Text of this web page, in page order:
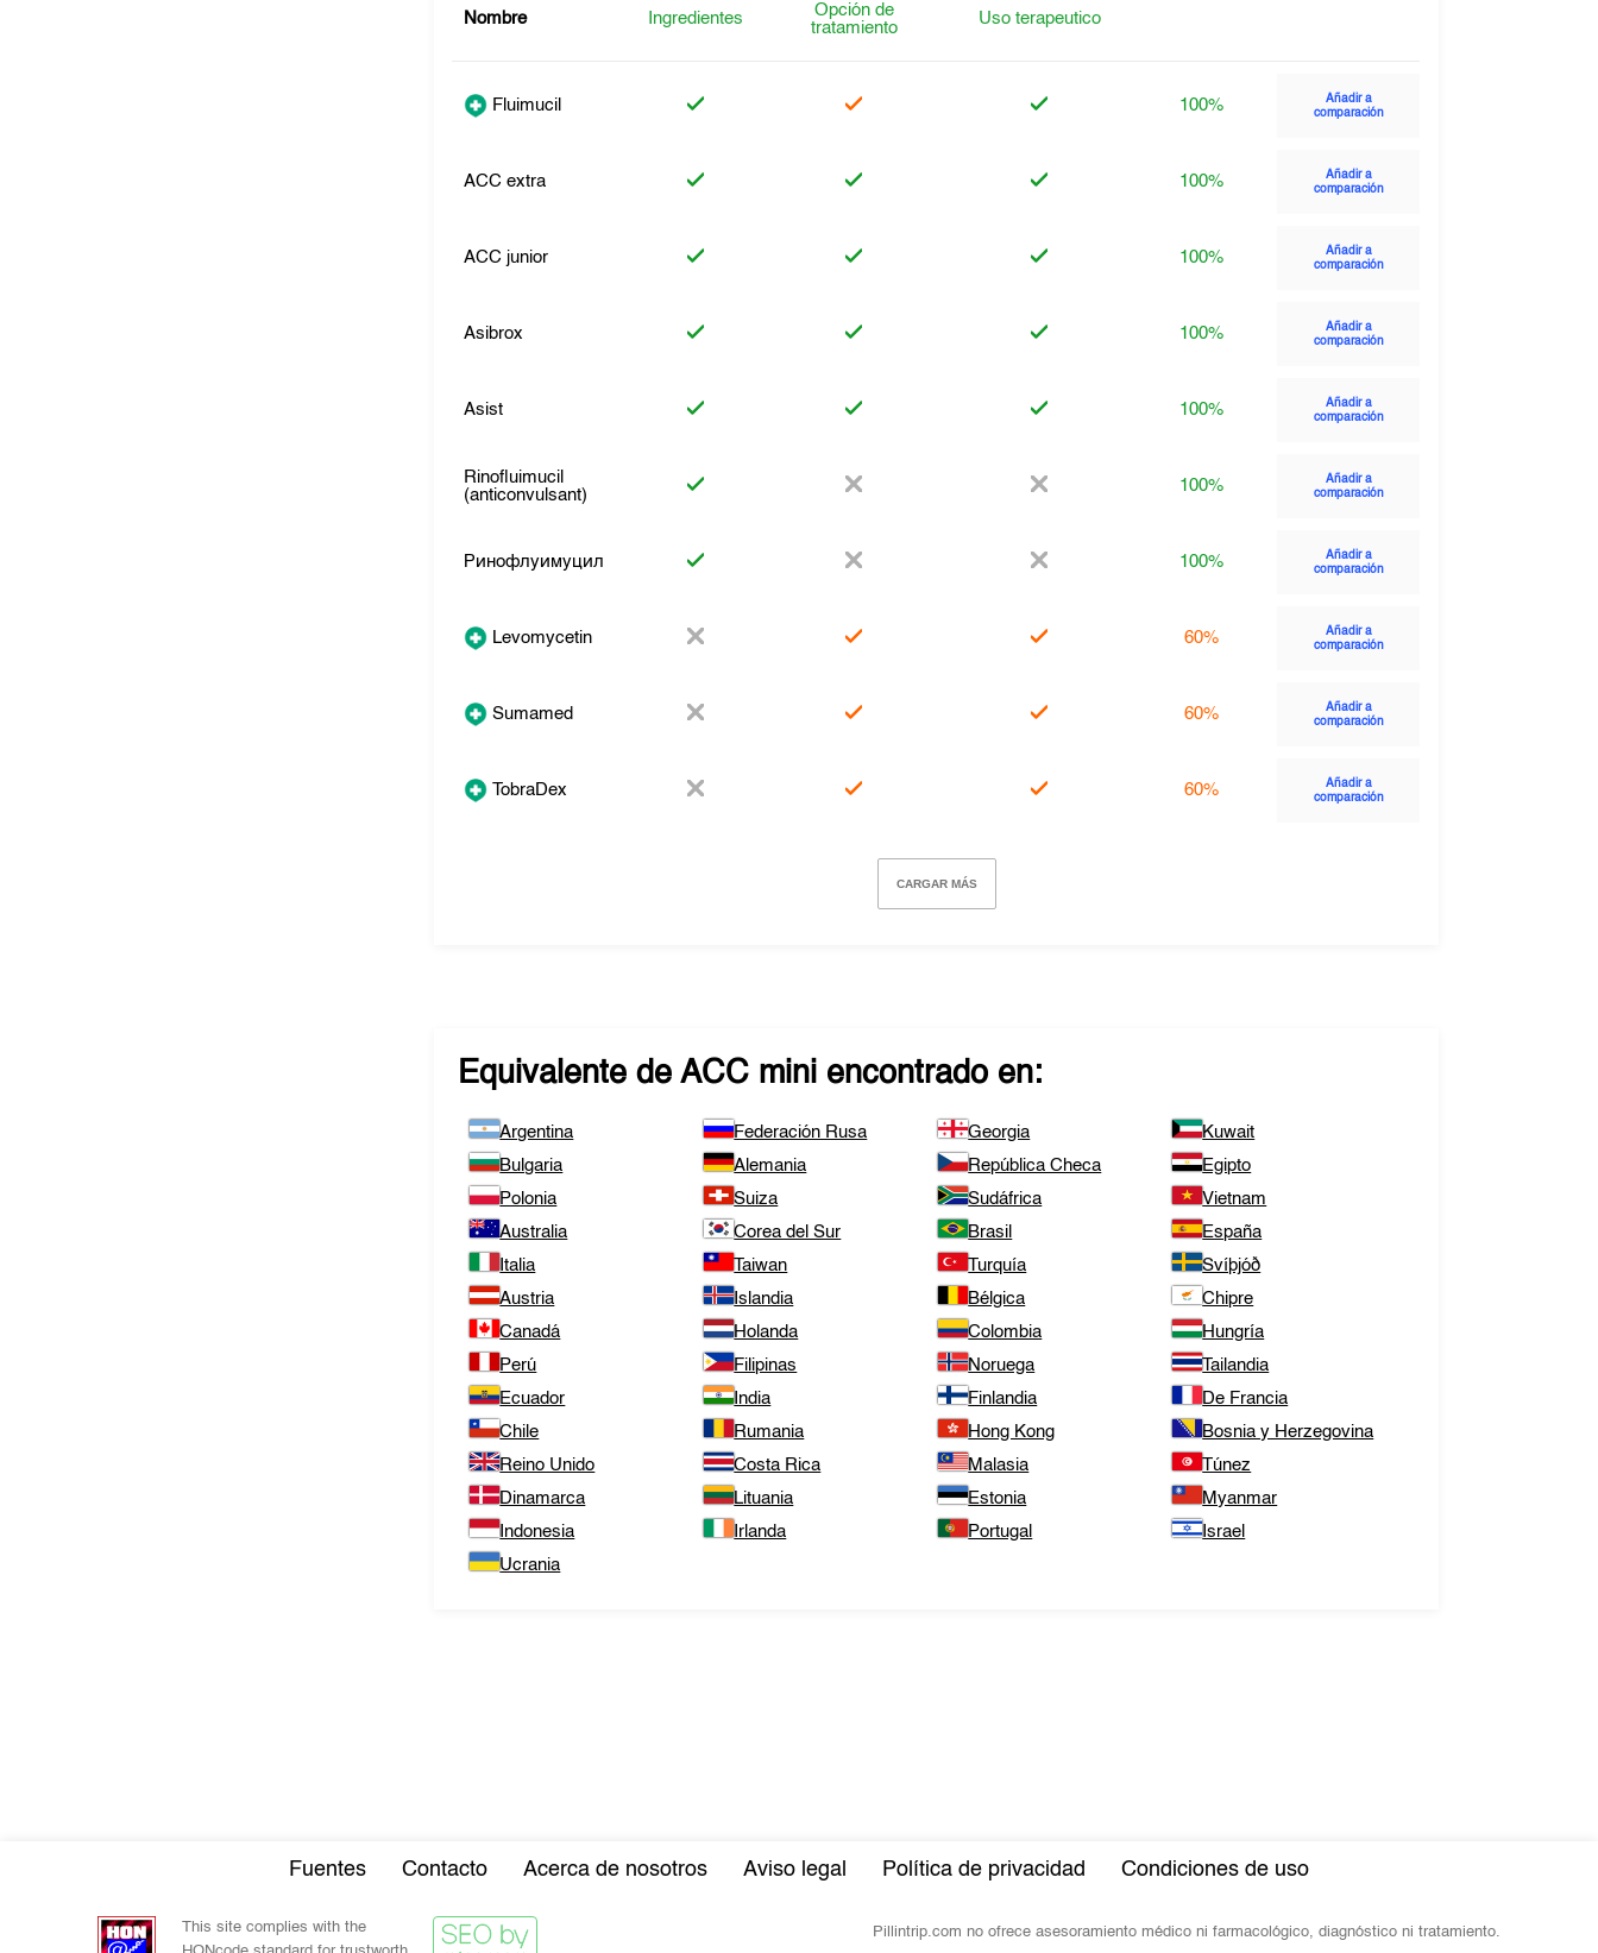
Nombre Ingredientes
Opción de
tratamiento
Uso terapeutico
Fluimucil 100%
Añadir a
comparación
ACC extra 100%
Añadir a
comparación
ACC junior 100%
Añadir a
comparación
Asibrox 100%
Añadir a
comparación
Asist 100%
Añadir a
comparación
Rinofluimucil
(anticonvulsant)
100%
Añadir a
comparación
Ринофлуимуцил 100%
Añadir a
comparación
Levomycetin 60%
Añadir a
comparación
Sumamed 60%
Añadir a
comparación
TobraDex 60%
Añadir a
comparación
CARGAR MÁS
Equivalente deACC mini encontrado en:
Argentina Federación Rusa Georgia
Kuwait
Bulgaria
Alemania República Checa
Egipto
Polonia
Suiza Sudáfrica
Vietnam
Australia
Corea del Sur Brasil
España
Italia
Taiwan Turquía
Svíþjóð
Austria
Islandia Bélgica
Chipre
Canadá
Holanda Colombia
Hungría
Perú
Filipinas Noruega
Tailandia
Ecuador
India Finlandia
De Francia
Chile
Rumania Hong Kong
Bosnia y Herzegovina
Reino Unido
Costa Rica Malasia
Túnez
Dinamarca
Lituania Estonia
Myanmar
Indonesia
Irlanda Portugal
Israel
Ucrania
Fuentes Contacto Acerca de nosotros Aviso legal Política de privacidad Condiciones de uso
This site complies with the
Pillintrip.com no ofrece asesoramiento médico ni farmacológico, diagnóstico ni tratamiento.